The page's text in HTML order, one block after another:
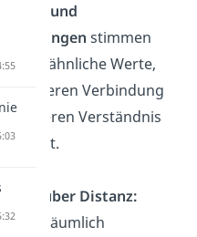
und
stimmen
teilt ähnliche Werte,
tieferen Verbindung
besseren Verständnis
führt.
über Distanz:
ihr räumlich